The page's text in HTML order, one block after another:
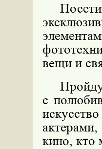
вещи и
с
кино, кто